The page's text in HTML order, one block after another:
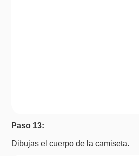
Paso 13:
Dibujas el cuerpo de la camiseta.